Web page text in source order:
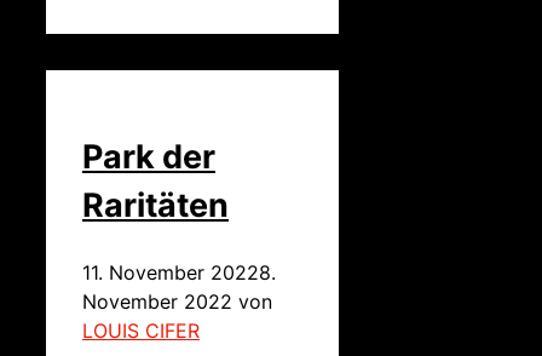
Park der
Raritäten
11. November 20228.
November 2022 von
LOUIS CIFER